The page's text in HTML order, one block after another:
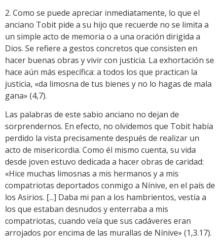
2. Como se puede apreciar inmediatamente, lo que el
anciano Tobit pide a su hijo que recuerde no se limita a
un simple acto de memoria o a una oración dirigida a
Dios. Se refiere a gestos concretos que consisten en
hacer buenas obras y vivir con justicia. La exhortación se
hace aún más específica: a todos los que practican la
justicia, «da limosna de tus bienes y no lo hagas de mala
gana» (4,7).
Las palabras de este sabio anciano no dejan de
sorprendernos. En efecto, no olvidemos que Tobit había
perdido la vista precisamente después de realizar un
acto de misericordia. Como él mismo cuenta, su vida
desde joven estuvo dedicada a hacer obras de caridad:
«Hice muchas limosnas a mis hermanos y a mis
compatriotas deportados conmigo a Nínive, en el país de
los Asirios. [...] Daba mi pan a los hambrientos, vestía a
los que estaban desnudos y enterraba a mis
compatriotas, cuando veía que sus cadáveres eran
arrojados por encima de las murallas de Nínive» (1,3.17).